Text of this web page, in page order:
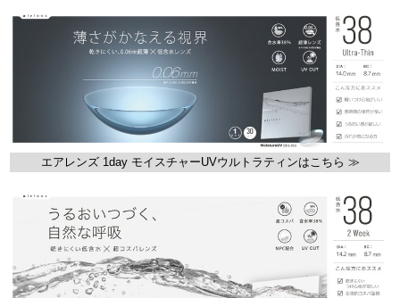
エアレンズ 1day モイスチャーUVウルトラティンはこちら ≫